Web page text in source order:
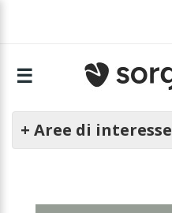
☰
+ Aree di interesse